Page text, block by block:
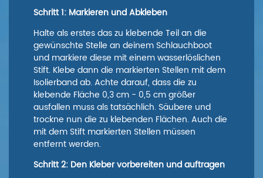
Schritt 1: Markieren und Abkleben
Halte als erstes das zu klebende Teil an die
gewünschte Stelle an deinem Schlauchboot
und markiere diese mit einem wasserlöslichen
Stift. Klebe dann die markierten Stellen mit dem
Isolierband ab. Achte darauf, dass die zu
klebende Fläche 0,3 cm - 0,5 cm größer
ausfallen muss als tatsächlich. Säubere und
trockne nun die zu klebenden Flächen. Auch die
mit dem Stift markierten Stellen müssen
entfernt werden.
Schritt 2: Den Kleber vorbereiten und auftragen